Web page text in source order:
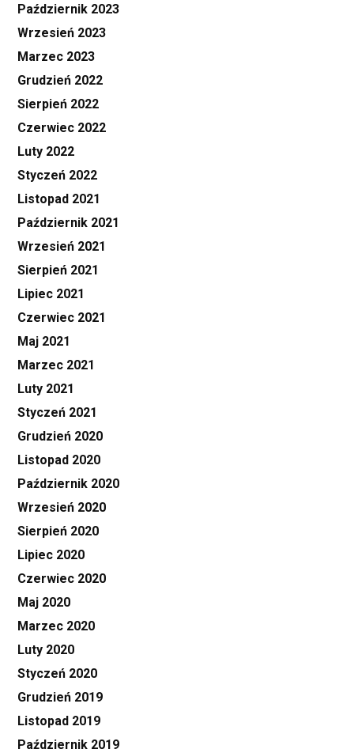
Październik 2023
Wrzesień 2023
Marzec 2023
Grudzień 2022
Sierpień 2022
Czerwiec 2022
Luty 2022
Styczeń 2022
Listopad 2021
Październik 2021
Wrzesień 2021
Sierpień 2021
Lipiec 2021
Czerwiec 2021
Maj 2021
Marzec 2021
Luty 2021
Styczeń 2021
Grudzień 2020
Listopad 2020
Październik 2020
Wrzesień 2020
Sierpień 2020
Lipiec 2020
Czerwiec 2020
Maj 2020
Marzec 2020
Luty 2020
Styczeń 2020
Grudzień 2019
Listopad 2019
Październik 2019